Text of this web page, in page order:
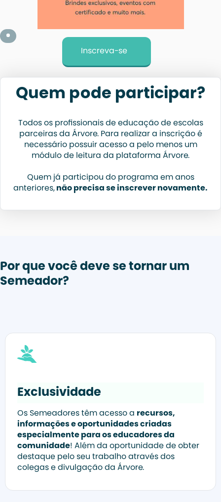
Quem pode participar?
Todos os profissionais de educação de escolas
parceiras da Árvore. Para realizar a inscrição é
necessário possuir acesso a pelo menos um
módulo de leitura da plataforma Árvore.
Quem já participou do programa em anos
anteriores, não precisa se inscrever novamente.
Inscreva-se
Por que você deve se tornar um
Semeador?
Exclusividade
Os Semeadores têm acesso a recursos,
informações e oportunidades criadas
especialmente para os educadores da
comunidade! Além da oportunidade de obter
destaque pelo seu trabalho através dos
colegas e divulgação da Árvore.